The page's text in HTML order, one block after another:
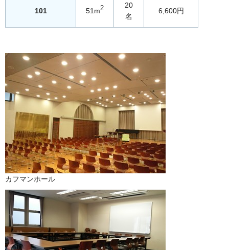
101 51m2
20
名
6,600円
カフマンホール